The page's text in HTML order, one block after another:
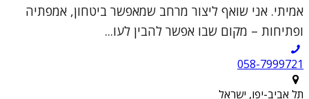
אמיתי. אני שואף ליצור מרחב שמאפשר ביטחון, אמפתיה
ופתיחות – מקום שבו אפשר להבין לעו...
תל אביב-יפו, ישראל